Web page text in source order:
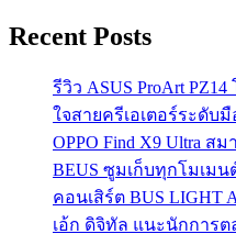
Recent Posts
รีวิว ASUS ProArt
ใจสายครีเอเตอร์ระดับ
OPPO Find X9 Ultra
BEUS ซูมเก็บทุกโมเม
คอนเสิร์ต BUS LIGHT
เอ้ก ดิจิทัล แนะนักการตล